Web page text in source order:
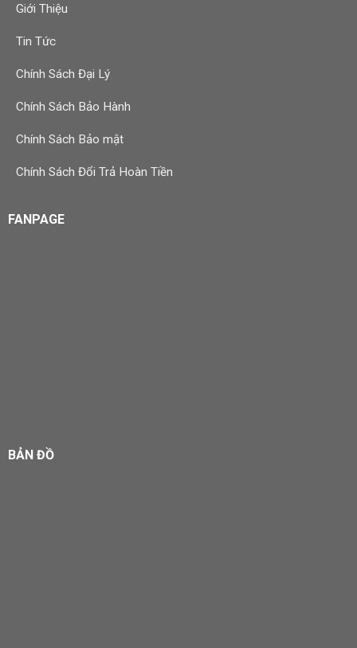
Giới Thiệu
Tin Tức
Chính Sách Đại Lý
Chính Sách Bảo Hành
Chính Sách Bảo mật
Chính Sách Đổi Trả Hoàn Tiền
FANPAGE
BẢN ĐỒ